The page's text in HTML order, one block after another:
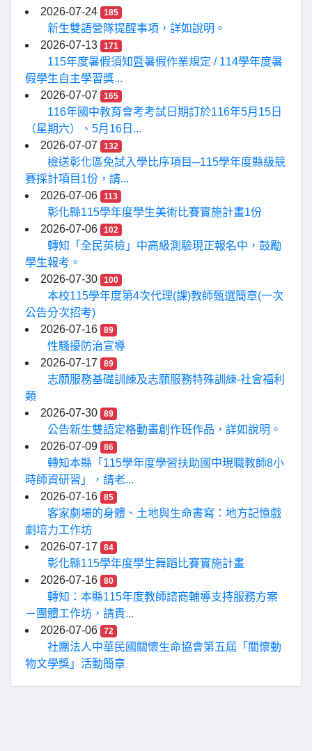
2026-07-24
185
新生雙語營隊提醒事項，詳如說明。
2026-07-13
171
115年度暑假須知暨暑假作業規定 / 114學年度暑
假學生自主學習獎...
2026-07-07
165
116年國中教育會考考試日期訂於116年5月15日
（星期六）、5月16日...
2026-07-07
132
檢送彰化區免試入學比序項目─115學年度縣級競
賽採計項目1份，請...
2026-07-06
113
彰化縣115學年度學生美術比賽實施計畫1份
2026-07-06
102
轉知「全民英檢」中高級測驗現正報名中，鼓勵
學生報考。
2026-07-30
100
本校115學年度第4次代理(課)教師甄選簡章(一次
公告分次招考)
2026-07-16
89
性騷擾防治宣導
2026-07-17
89
志願服務基礎訓練及志願服務特殊訓練-社會福利
類
2026-07-30
89
公告新生雙語定格動畫創作班作品，詳如說明。
2026-07-09
86
轉知本縣「115學年度學習扶助國中現職教師8小
時師資研習」，請老...
2026-07-16
85
客家劇場的身體、土地與生命書寫：地方記憶戲
劇培力工作坊
2026-07-17
84
彰化縣115學年度學生舞蹈比賽實施計畫
2026-07-16
80
轉知：本縣115年度教師諮商輔導支持服務方案
－團體工作坊，請貴...
2026-07-06
72
社團法人中華民國關懷生命協會第五屆「關懷動
物文學獎」活動簡章